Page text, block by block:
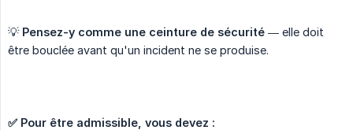
💡 Pensez-y comme une ceinture de sécurité — elle doit
être bouclée avant qu'un incident ne se produise.
✅ Pour être admissible, vous devez :